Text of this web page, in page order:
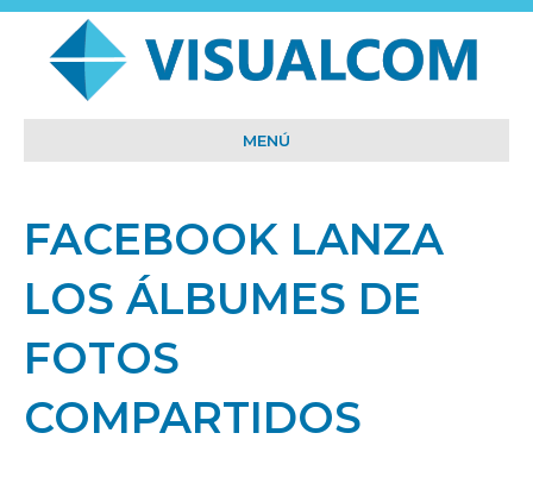
MENÚ
FACEBOOK LANZA
LOS ÁLBUMES DE
FOTOS
COMPARTIDOS